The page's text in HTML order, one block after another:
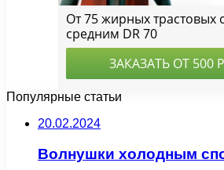
Популярные статьи
20.02.2024
Волнушки холодным